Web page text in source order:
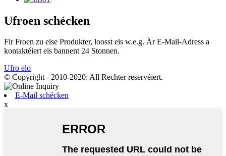
Ufroen schécken
Fir Froen zu eise Produkter, loosst eis w.e.g. Är E-Mail-Adress a
kontaktéiert eis bannent 24 Stonnen.
Ufro elo
© Copyright - 2010-2020: All Rechter reservéiert.
E-Mail schécken
x